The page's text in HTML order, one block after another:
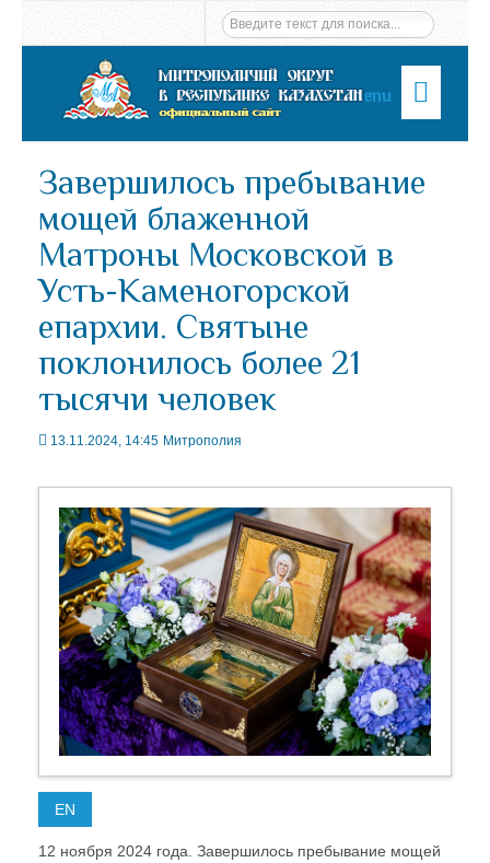
Menu
Завершилось пребывание
мощей блаженной
Матроны Московской в
Усть-Каменогорской
епархии. Святыне
поклонилось более 21
тысячи человек
13.11.2024, 14:45 Митрополия
EN
12 ноября 2024 года. Завершилось пребывание мощей